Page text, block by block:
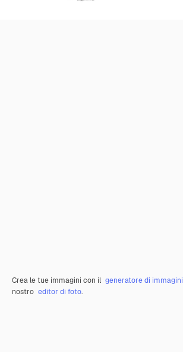
Crea le tue immagini con il generatore di immagini
nostro editor di foto.